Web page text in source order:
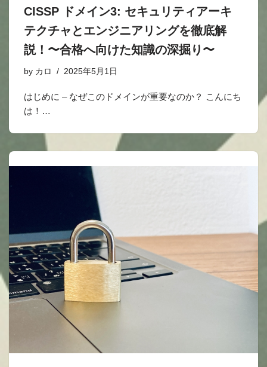
CISSP ドメイン3: セキュリティアーキ
テクチャとエンジニアリングを徹底解
説！〜合格へ向けた知識の深掘り〜
by カロ 2025年5月1日
はじめに – なぜこのドメインが重要なのか？ こんにち
は！…